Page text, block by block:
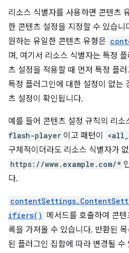
리소스 식별자를 사용하면 콘텐츠
한 콘텐츠 설정을 지정할 수 있습니
원하는 유일한 콘텐츠 유형은
며, 여기서 리소스 식별자는 특정
츠 설정을 적용할 때 먼저 특정 플
특정 플러그인에 대한 설정이 없는
츠 설정이 확인됩니다.
예를 들어 콘텐츠 설정 규칙의 리소
flash-player 이고 패턴이
구체적이더라도 리소스 식별자가
https://www.example.com/*
다.
ifiers() 메서드를 호출하여 콘
록을 가져올 수 있습니다. 반환된
된 플러그인 집합에 따라 변경될